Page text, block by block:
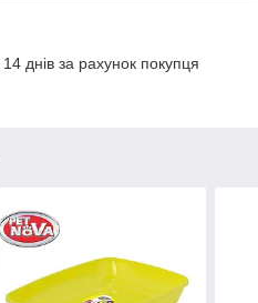
днів за рахунок покупця